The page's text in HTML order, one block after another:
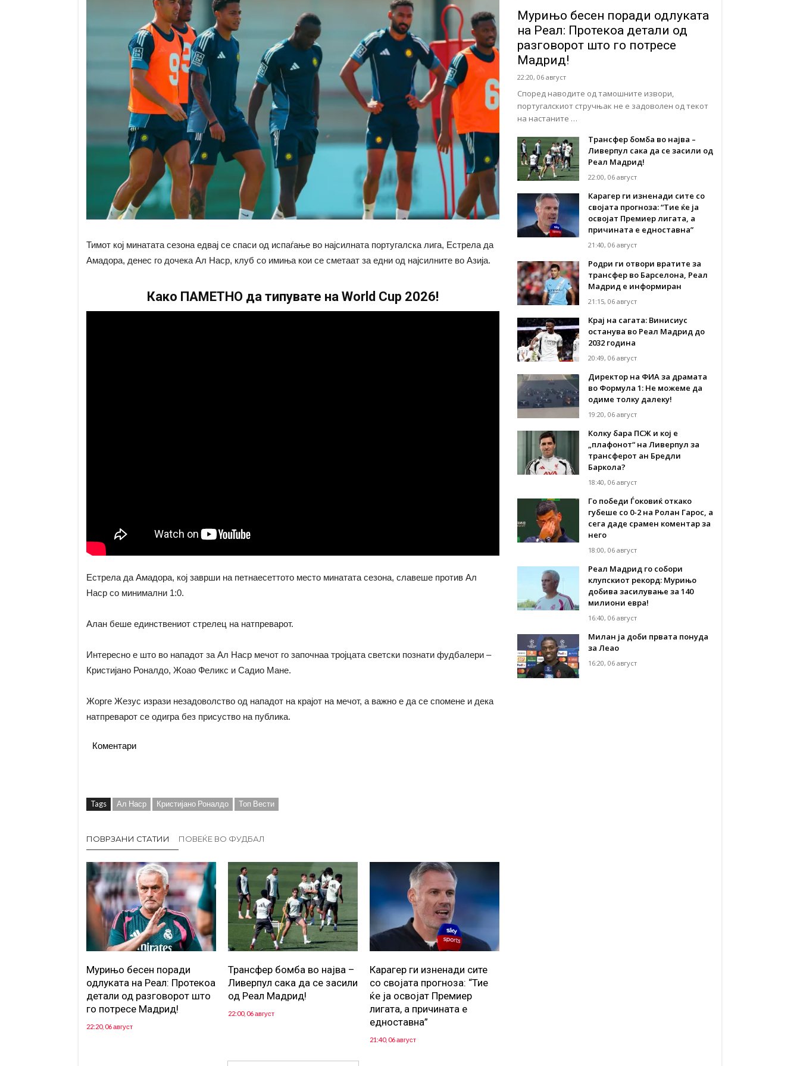
Тимот кој минатата сезона едвај се спаси од испаѓање во најсилната португалска лига, Естрела да
Амадора, денес го дочека Ал Наср, клуб со имиња кои се сметаат за едни од најсилните во Азија.
Како ПАМЕТНО да типувате на World Cup 2026!
Естрела да Амадора, кој заврши на петнаесеттото место минатата сезона, славеше против Ал
Наср со минимални 1:0.
Алан беше единствениот стрелец на натпреварот.
Интересно е што во нападот за Ал Наср мечот го започнаа тројцата светски познати фудбалери –
Кристијано Роналдо, Жоао Феликс и Садио Мане.
Жорге Жезус изрази незадоволство од нападот на крајот на мечот, а важно е да се спомене и дека
натпреварот се одигра без присуство на публика.
Коментари
Tags Ал Наср Кристијано Роналдо Топ Вести
ПОВРЗАНИ СТАТИИ ПОВЕЌЕ ВО ФУДБАЛ
Мурињо бесен поради
одлуката на Реал: Протекоа
детали од разговорот што
го потресе Мадрид!
22:20, 06 август
Трансфер бомба во најва –
Ливерпул сака да се засили
од Реал Мадрид!
22:00, 06 август
Карагер ги изненади сите
со својата прогноза: “Тие
ќе ја освојат Премиер
лигата, а причината е
едноставна”
21:40, 06 август
Мурињо бесен поради одлуката
на Реал: Протекоа детали од
разговорот што го потресе
Мадрид!
22:20, 06 август
Според наводите од тамошните извори,
португалскиот стручњак не е задоволен од текот
на настаните …
Трансфер бомба во најва –
Ливерпул сака да се засили од
Реал Мадрид!
22:00, 06 август
Карагер ги изненади сите со
својата прогноза: “Тие ќе ја
освојат Премиер лигата, а
причината е едноставна”
21:40, 06 август
Родри ги отвори вратите за
трансфер во Барселона, Реал
Мадрид е информиран
21:15, 06 август
Крај на сагата: Винисиус
останува во Реал Мадрид до
2032 година
20:49, 06 август
Директор на ФИА за драмата
во Формула 1: Не можеме да
одиме толку далеку!
19:20, 06 август
Колку бара ПСЖ и кој е
„плафонот“ на Ливерпул за
трансферот ан Бредли
Баркола?
18:40, 06 август
Го победи Ѓоковиќ откако
губеше со 0-2 на Ролан Гарос, а
сега даде срамен коментар за
него
18:00, 06 август
Реал Мадрид го собори
клупскиот рекорд: Мурињо
добива засилување за 140
милиони евра!
16:40, 06 август
Милан ја доби првата понуда
за Леао
16:20, 06 август